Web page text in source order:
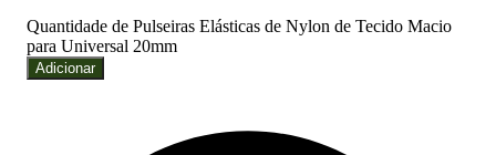
Quantidade de Pulseiras Elásticas de Nylon de Tecido Macio
para Universal 20mm
Adicionar